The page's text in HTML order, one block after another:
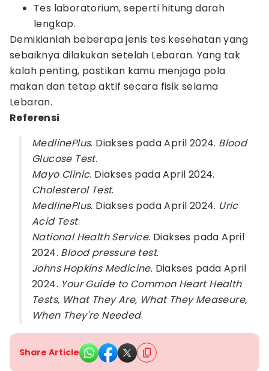
Tes laboratorium, seperti hitung darah
lengkap.
Demikianlah beberapa jenis tes kesehatan yang
sebaiknya dilakukan setelah Lebaran. Yang tak
kalah penting, pastikan kamu menjaga pola
makan dan tetap aktif secara fisik selama
Lebaran.
Referensi
MedlinePlus. Diakses pada April 2024. Blood
Glucose Test.
Mayo Clinic. Diakses pada April 2024.
Cholesterol Test.
MedlinePlus. Diakses pada April 2024. Uric
Acid Test.
National Health Service. Diakses pada April
2024. Blood pressure test.
Johns Hopkins Medicine. Diakses pada April
2024. Your Guide to Common Heart Health
Tests, What They Are, What They Measeure,
When They're Needed.
Share Article